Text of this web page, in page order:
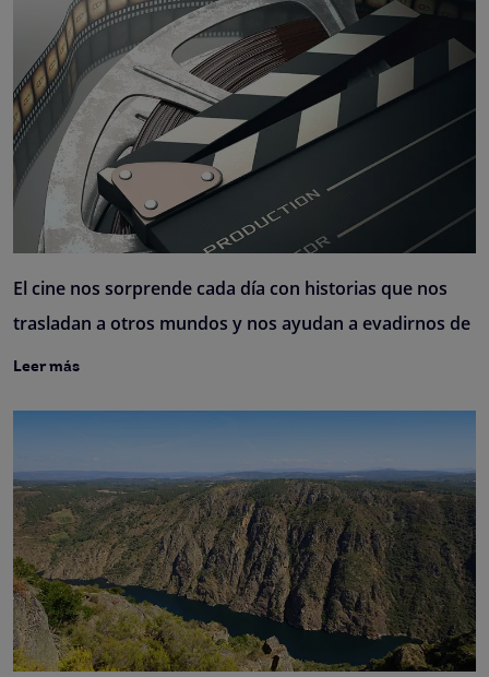
El cine nos sorprende cada día con historias que nos
trasladan a otros mundos y nos ayudan a evadirnos de
Leer más